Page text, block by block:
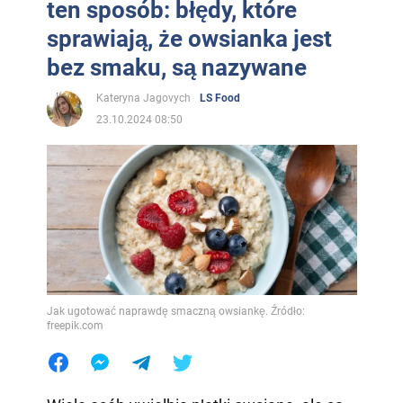
ten sposób: błędy, które
sprawiają, że owsianka jest
bez smaku, są nazywane
Kateryna Jagovych
LS Food
23.10.2024 08:50
Jak ugotować naprawdę smaczną owsiankę. Źródło:
freepik.com